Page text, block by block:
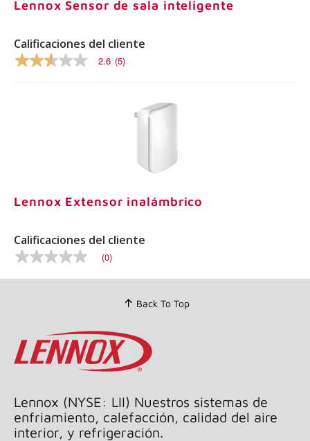
El
de
la
página.
Lennox Sensor de sala inteligente
Calificaciones del cliente
2.6
.
El
enlace
de
la
página.
2.6 (5)
Lennox Extensor inalámbrico
Calificaciones del cliente
Sin
misma
página.
(0)
Back To Top
Lennox (NYSE: LII) Nuestros sistemas de
enfriamiento, calefacción, calidad del aire
interior, y refrigeración.